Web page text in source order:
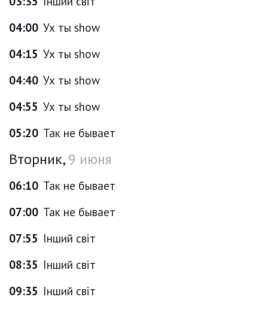
04:00 Ух ты show
04:15 Ух ты show
04:40 Ух ты show
04:55 Ух ты show
05:20 Так не бывает
Вторник,9 июня
06:10 Так не бывает
07:00 Так не бывает
07:55 Інший світ
08:35 Інший світ
09:35 Інший світ